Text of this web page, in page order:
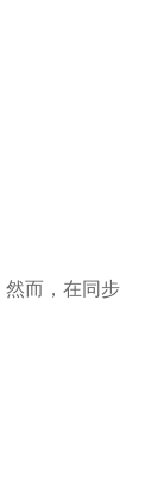
然而，在同步